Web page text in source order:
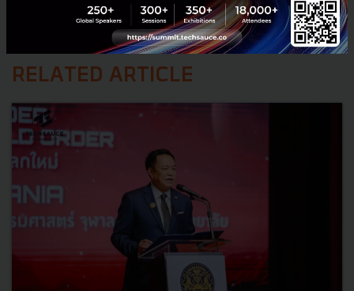
RELATED ARTICLE